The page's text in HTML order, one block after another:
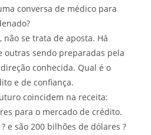
conversa de médico para
se trata de aposta. Há
outras sendo preparadas pela
conhecida. Qual é o
e de confiança.
coincidem na receita:
para o mercado de crédito.
e são 200 bilhões de dólares ?